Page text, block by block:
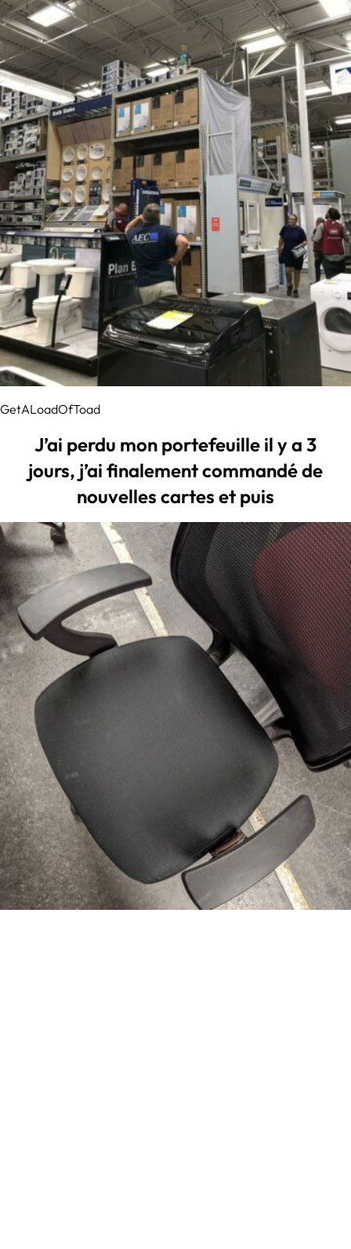
GetALoadOfToad
J’ai perdu mon portefeuille il y a 3
jours, j’ai finalement commandé de
nouvelles cartes et puis